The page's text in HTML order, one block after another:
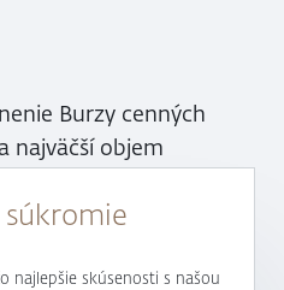
Burzy cenných
najväčší objem
súkromie
najlepšie skúsenosti s našou